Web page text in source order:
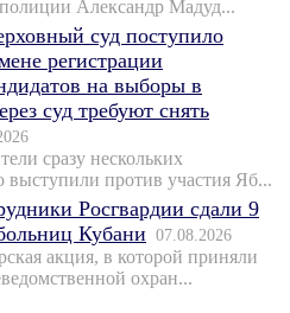
Александр Мадуд...
суд поступило
регистрации
на выборы в
суд требуют снять
сразу нескольких
выступили против участия Яб...
Росгвардии сдали 9
Кубани 07.08.2026
акция, в которой приняли
охран...